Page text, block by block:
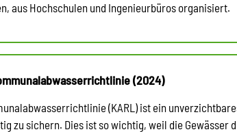
aus Hochschulen und Ingenieurbüros organisiert.
(2024)
(KARL) ist ein
zu sichern. Dies ist so wichtig, weil die